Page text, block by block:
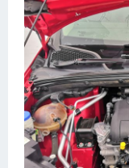
Поезда
Мотоциклы
Ямаха
Додж
Ява
Эмблемы